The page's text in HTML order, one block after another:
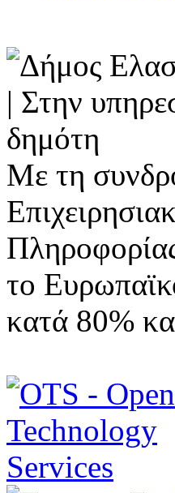
Με τη
το
κατά 80%